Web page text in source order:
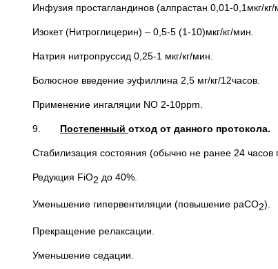
Инфузия простагландинов (алпрастан 0,01-0,1мкг/
Изокет (Нитроглицерин) – 0,5-5 (1-10)мкг/кг/мин.
Натрия нитропруссид 0,25-1 мкг/кг/мин.
Болюсное введение эуфиллина 2,5 мг/кг/12часов.
Применение ингаляции NO 2-10ppm.
9. Постепенный отход от данного протокола.
Стабилизация состояния (обычно не ранее 24 часов
Редукция FiO2 до 40%.
Уменьшение гипервентиляции (повышение раСО2).
Прекращение релаксации.
Уменьшение седации.